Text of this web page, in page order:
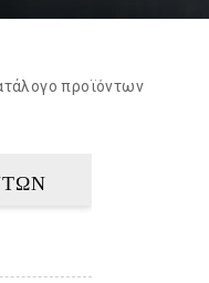
προϊόντων